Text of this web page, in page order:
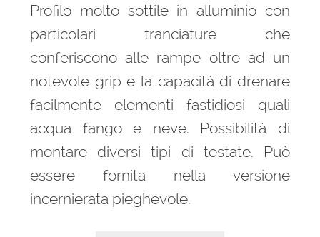
Profilo molto sottile in alluminio con
particolari tranciature che
conferiscono alle rampe oltre ad un
notevole grip e la capacità di drenare
facilmente elementi fastidiosi quali
acqua fango e neve. Possibilità di
montare diversi tipi di testate. Può
essere fornita nella versione
incernierata pieghevole.